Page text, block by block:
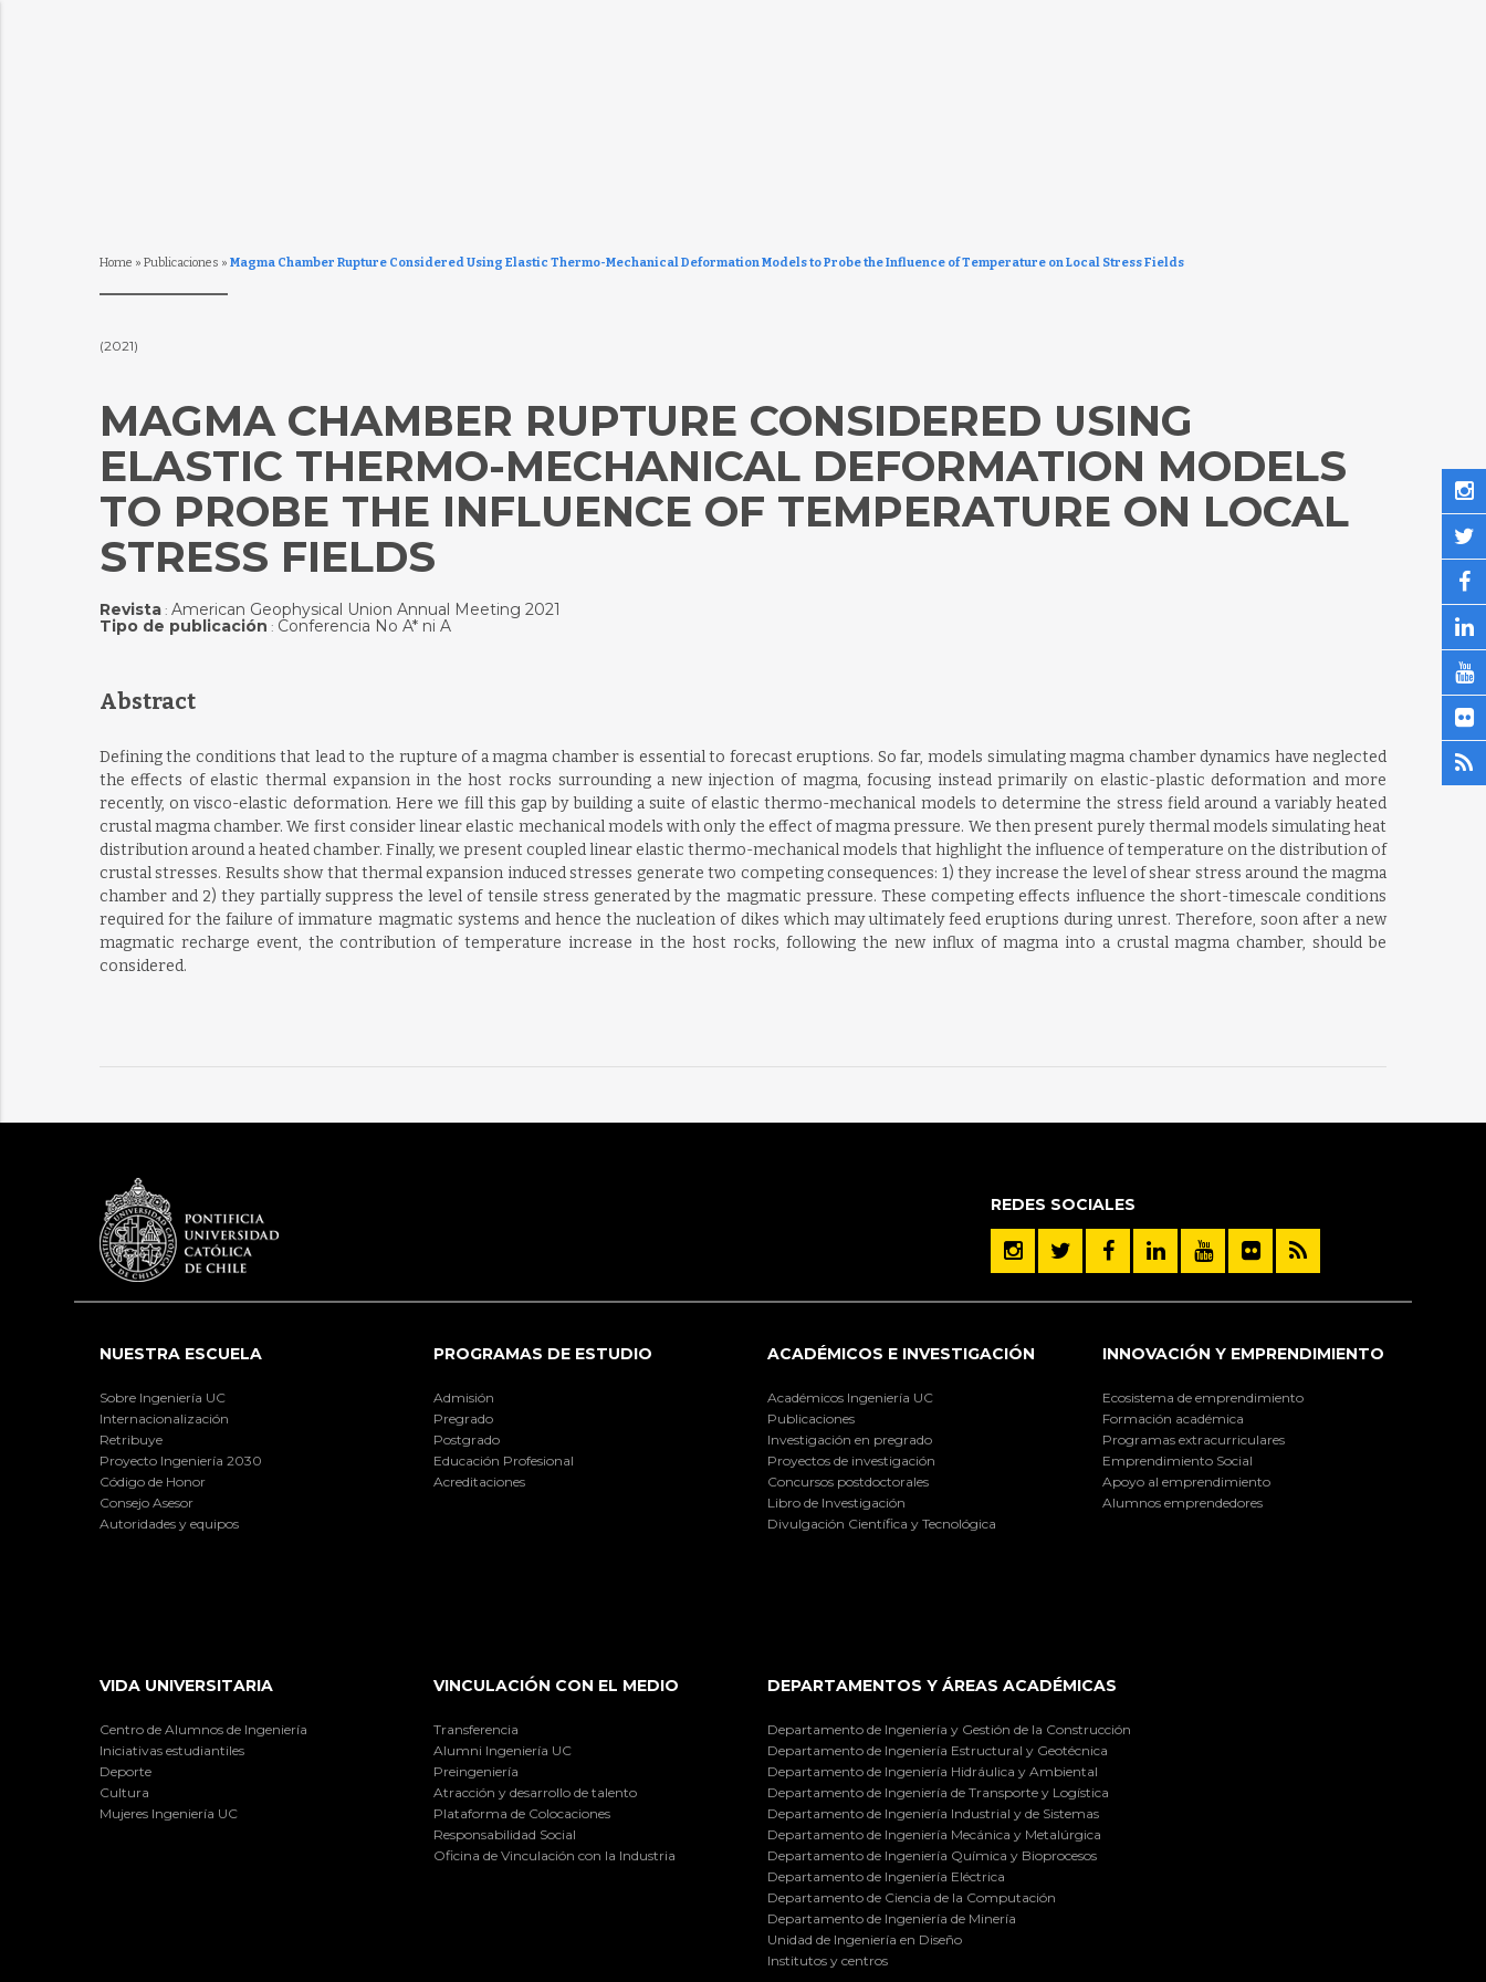
Home » Publicaciones » Magma Chamber Rupture Considered Using Elastic Thermo-Mechanical Deformation Models to Probe the Influence of Temperature on Local Stress Fields
(2021)
MAGMA CHAMBER RUPTURE CONSIDERED USING
ELASTIC THERMO-MECHANICAL DEFORMATION MODELS
TO PROBE THE INFLUENCE OF TEMPERATURE ON LOCAL
STRESS FIELDS
Revista: American Geophysical Union Annual Meeting 2021
Tipo de publicación : Conferencia No A* ni A
Abstract
Defining the conditions that lead to the rupture of a magma chamber is essential to forecast eruptions. So far, models simulating magma chamber dynamics have neglected
the effects of elastic thermal expansion in the host rocks surrounding a new injection of magma, focusing instead primarily on elastic-plastic deformation and more
recently, on visco-elastic deformation. Here we fill this gap by building a suite of elastic thermo-mechanical models to determine the stress field around a variably heated
crustal magma chamber. We first consider linear elastic mechanical models with only the effect of magma pressure. We then present purely thermal models simulating heat
distribution around a heated chamber. Finally, we present coupled linear elastic thermo-mechanical models that highlight the influence of temperature on the distribution of
crustal stresses. Results show that thermal expansion induced stresses generate two competing consequences: 1) they increase the level of shear stress around the magma
chamber and 2) they partially suppress the level of tensile stress generated by the magmatic pressure. These competing effects influence the short-timescale conditions
required for the failure of immature magmatic systems and hence the nucleation of dikes which may ultimately feed eruptions during unrest. Therefore, soon after a new
magmatic recharge event, the contribution of temperature increase in the host rocks, following the new influx of magma into a crustal magma chamber, should be
considered.
REDES SOCIALES
NUESTRA ESCUELA
Sobre Ingeniería UC
Internacionalización
Retribuye
Proyecto Ingeniería 2030
Código de Honor
Consejo Asesor
Autoridades y equipos
PROGRAMAS DE ESTUDIO
Admisión
Pregrado
Postgrado
Educación Profesional
Acreditaciones
ACADÉMICOS E INVESTIGACIÓN
Académicos Ingeniería UC
Publicaciones
Investigación en pregrado
Proyectos de investigación
Concursos postdoctorales
Libro de Investigación
Divulgación Científica y Tecnológica
INNOVACIÓN Y EMPRENDIMIENTO
Ecosistema de emprendimiento
Formación académica
Programas extracurriculares
Emprendimiento Social
Apoyo al emprendimiento
Alumnos emprendedores
VIDA UNIVERSITARIA
Centro de Alumnos de Ingeniería
Iniciativas estudiantiles
Deporte
Cultura
Mujeres Ingeniería UC
VINCULACIÓN CON EL MEDIO
Transferencia
Alumni Ingeniería UC
Preingeniería
Atracción y desarrollo de talento
Plataforma de Colocaciones
Responsabilidad Social
Oficina de Vinculación con la Industria
DEPARTAMENTOS Y ÁREAS ACADÉMICAS
Departamento de Ingeniería y Gestión de la Construcción
Departamento de Ingeniería Estructural y Geotécnica
Departamento de Ingeniería Hidráulica y Ambiental
Departamento de Ingeniería de Transporte y Logística
Departamento de Ingeniería Industrial y de Sistemas
Departamento de Ingeniería Mecánica y Metalúrgica
Departamento de Ingeniería Química y Bioprocesos
Departamento de Ingeniería Eléctrica
Departamento de Ciencia de la Computación
Departamento de Ingeniería de Minería
Unidad de Ingeniería en Diseño
Institutos y centros